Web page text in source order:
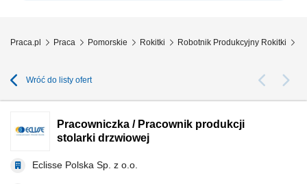
Praca.pl Praca Pomorskie Rokitki Robotnik Produkcyjny Rokitki
Wróć do listy ofert
Pracowniczka / Pracownik produkcji
stolarki drzwiowej
Eclisse Polska Sp. z o.o.